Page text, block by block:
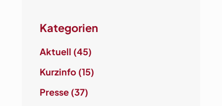
B
e
l
f
Kategorien
Aktuell (45)
Kurzinfo(15)
Presse(37)